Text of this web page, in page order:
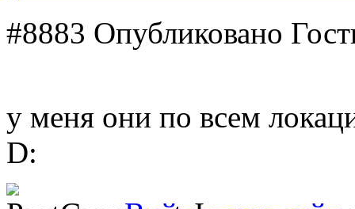
#8883 Опубликовано
у меня они по всем
D: